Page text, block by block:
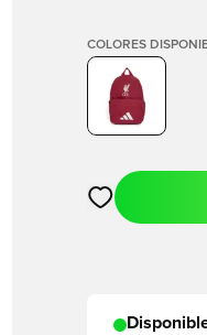
COLORES
Abre un modal